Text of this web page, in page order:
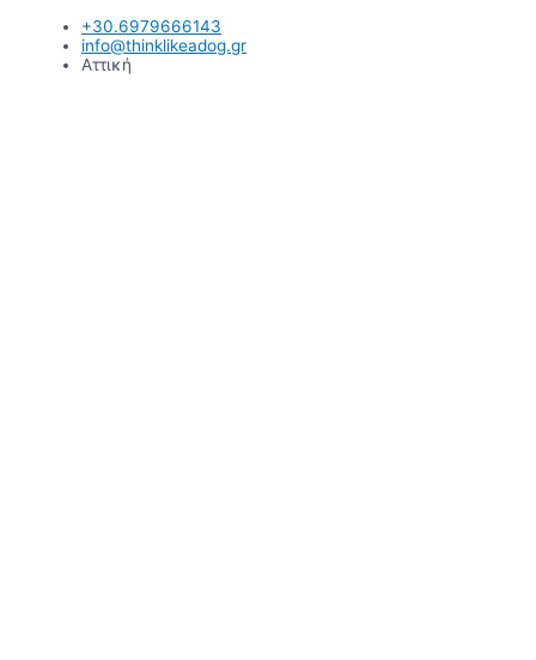
Μετάβαση
περιεχόμενο
+30.6979666143
info@thinklikeadog.gr
Αττική